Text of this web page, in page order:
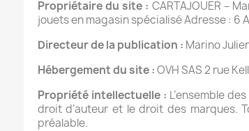
Propriétaire du site : CARTAJOUER –
jouets en magasin spécialisé Adresse : 6
Directeur de la publication : Marino
Hébergement du site : OVH SAS 2 rue
Propriété intellectuelle : L’ensemble
droit d’auteur et le droit des marques.
préalable.